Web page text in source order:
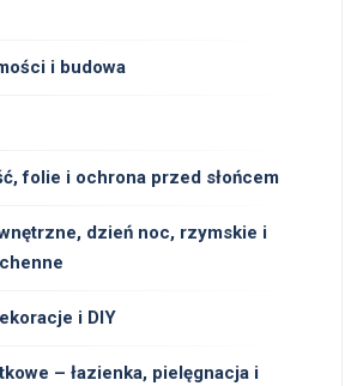
i budowa
folie i ochrona przed słońcem
dzień noc, rzymskie i
i DIY
– łazienka, pielęgnacja i